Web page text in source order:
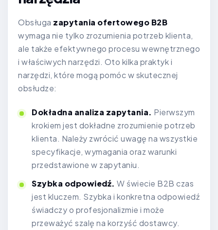
Obsługa zapytania ofertowego B2B
wymaga nie tylko zrozumienia potrzeb klienta,
ale także efektywnego procesu wewnętrznego
i właściwych narzędzi. Oto kilka praktyk i
narzędzi, które mogą pomóc w skutecznej
obsłudze:
Dokładna analiza zapytania. Pierwszym
krokiem jest dokładne zrozumienie potrzeb
klienta. Należy zwrócić uwagę na wszystkie
specyfikacje, wymagania oraz warunki
przedstawione w zapytaniu.
Szybka odpowiedź. W świecie B2B czas
jest kluczem. Szybka i konkretna odpowiedź
świadczy o profesjonalizmie i może
przeważyć szalę na korzyść dostawcy.